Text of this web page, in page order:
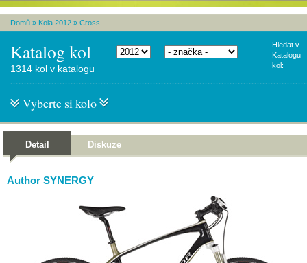
Domů » Kola 2012 » Cross
Katalog kol
Hledat v
Katalogu
kol:
1314 kol v katalogu
Vyberte si kolo
Detail Diskuze
Author SYNERGY